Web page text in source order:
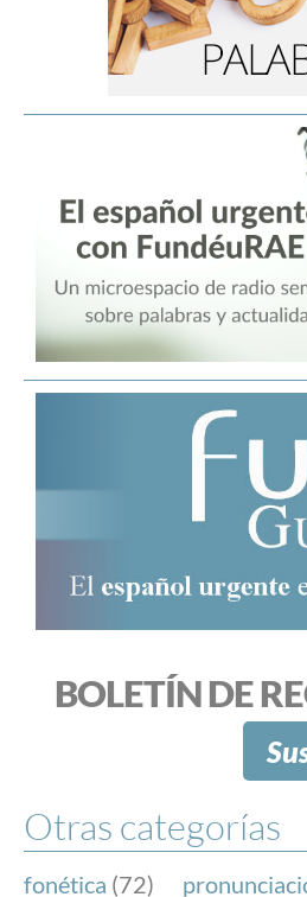
BOLETÍN DE
Otras categorías
fonética (72)